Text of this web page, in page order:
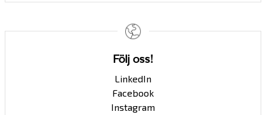
Följ oss!
LinkedIn
Facebook
Instagram